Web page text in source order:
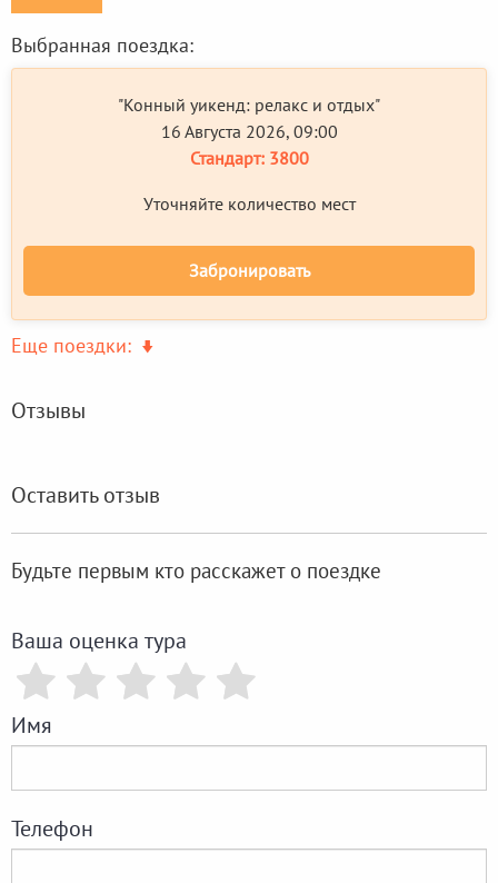
Выбранная поездка:
"Конный уикенд: релакс и отдых"
16 Августа 2026, 09:00
Стандарт:3800
Уточняйте количество мест
Забронировать
Еще поездки:
Отзывы
Оставить отзыв
Будьте первым кто расскажет о поездке
Ваша оценка тура
Имя
Телефон